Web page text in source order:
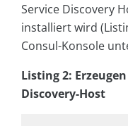
Service Discovery
installiert wird
Consul-Konsole
Listing 2:
Discovery-Host